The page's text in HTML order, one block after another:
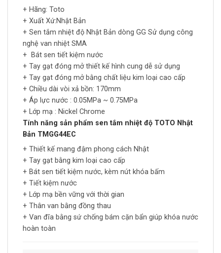
+ Hãng: Toto
+ Xuất Xứ:Nhật Bản
+ Sen tắm nhiệt độ Nhật Bản dòng GG Sử dụng công
nghệ van nhiệt SMA
+ Bát sen tiết kiệm nước
+ Tay gạt đóng mở thiết kế hình cung dễ sử dụng
+ Tay gạt đóng mở bằng chất liệu kim loại cao cấp
+ Chiều dài vòi xả bồn: 170mm
+ Áp lực nước : 0.05MPa ~ 0.75MPa
+ Lớp mạ : Nickel Chrome
Tính năng sản phẩm sen tắm nhiệt độ TOTO Nhật
Bản TMGG44EC
+ Thiết kế mang đậm phong cách Nhật
+ Tay gạt bằng kim loại cao cấp
+ Bát sen tiết kiệm nước, kèm nút khóa bấm
+ Tiết kiệm nước
+ Lớp mạ bền vững với thời gian
+ Thân van bằng đồng thau
+ Van đĩa bằng sứ chống bám cặn bẩn giúp khóa nước
hoàn toàn